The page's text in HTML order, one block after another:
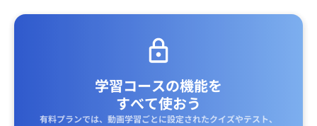
学習コースの機能を
すべて使おう
有料プランでは、動画学習ごとに設定されたクイズやテスト、